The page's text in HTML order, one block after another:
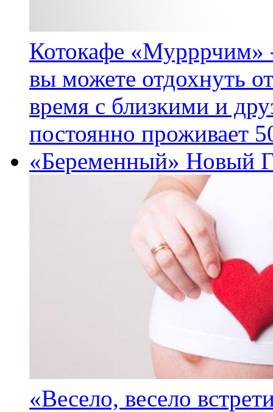
Котокафе «Мурррчим»
вы можете отдохнуть
время с близкими и
постоянно проживает
«Беременный» Новый
«Весело, весело